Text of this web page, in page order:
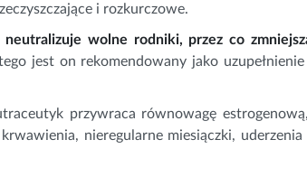
i rozkurczowe.
neutralizuje wolne rodniki, przez co
jest on rekomendowany jako
przywraca równowagę
nieregularne miesiączki, uderzenia